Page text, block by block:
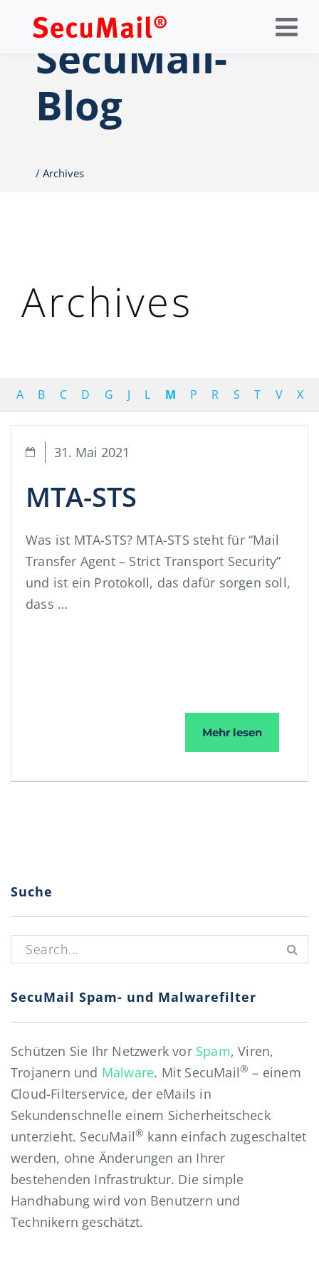
SecuMail-
Blog
Archives
Archives
A B C D G J L M P R S T V X
31. Mai 2021
MTA-STS
Was ist MTA-STS? MTA-STS steht für “Mail
Transfer Agent – Strict Transport Security”
und ist ein Protokoll, das dafür sorgen soll,
dass …
Mehr lesenMTA-STS
Suche
Suchen nach:
SecuMail Spam- und Malwarefilter
Schützen Sie Ihr Netzwerk vor Spam, Viren,
Trojanern und Malware. Mit SecuMail® – einem
Cloud-Filterservice, der eMails in
Sekundenschnelle einem Sicherheitscheck
unterzieht. SecuMail® kann einfach zugeschaltet
werden, ohne Änderungen an Ihrer
bestehenden Infrastruktur. Die simple
Handhabung wird von Benutzern und
Technikern geschätzt.